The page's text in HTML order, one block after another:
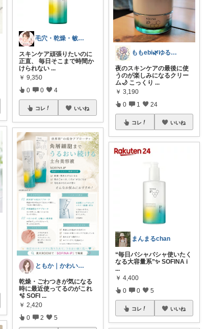
毛穴・乾燥・敏感肌の美容ROOM
スキンケア頑張りたいのに
正直、 毎日そこまで時間か
けられない ...
￥ 9,350
0 0 4
コレ いいね
ともか｜かわいい×便利×美容🐾
乾燥・ごわつきが気になる
時に最近使ってるのがこれ
🫧 SOFI ...
￥ 2,420
0 2 5
ももebi🌿ゆるっと心地よく暮らす
夜のスキンケアの最後に使
うのが楽しみになるクリー
ム🌙 こっくり ...
￥ 3,190
0 1 24
コレ いいね
まんまるchan
“毎日バシャバシャ使いたく
なる大容量系”✨ SOFINA i
...
￥ 4,400
0 0 5
コレ いいね